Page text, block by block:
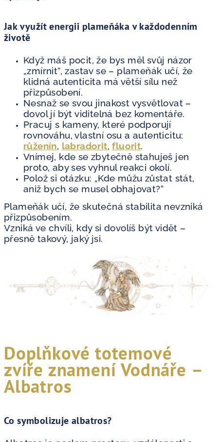
Jak využít energii plameňáka v každodenním
životě
Když máš pocit, že bys měl svůj názor
„zmírnit“, zastav se – plameňák učí, že
klidná autenticita má větší sílu než
přizpůsobení.
Nesnaž se svou jinakost vysvětlovat –
dovol jí být viditelná bez komentáře.
Pracuj s kameny, které podporují
rovnováhu, vlastní osu a autenticitu:
růženín, labradorit,fluorit.
Vnímej, kde se zbytečně stahuješ jen
proto, aby ses vyhnul reakci okolí.
Polož si otázku: „Kde můžu zůstat stát,
aniž bych se musel obhajovat?“
Plameňák učí, že skutečná stabilita nevzniká
přizpůsobením.
Vzniká ve chvíli, kdy si dovolíš být vidět –
přesně takový, jaký jsi.
Doplňkové totemové
zvíře znamení Vodnáře –
Albatros
Co symbolizuje albatros?